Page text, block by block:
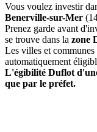
Vous voulez investir
Benerville-sur-Mer
Prenez garde avant
se trouve dans la zone
Les villes et
automatiquement
L'égibilité Duflot
que par le préfet.